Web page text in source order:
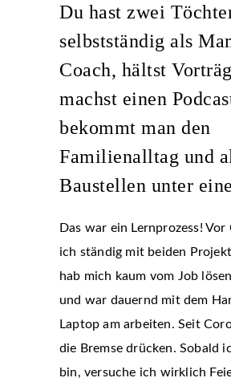
Du hast zwei
selbstständig als
Coach, hältst
machst einen
bekommt man den
Familienalltag und
Baustellen unter
Das war ein Lernprozess!
ich ständig mit beiden
hab mich kaum vom Job
und war dauernd mit dem
Laptop am arbeiten. Seit
die Bremse drücken. Sobald
bin, versuche ich wirklich